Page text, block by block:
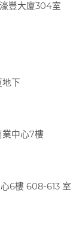
豐大廈304室
下
中心7樓
6樓 608-613 室